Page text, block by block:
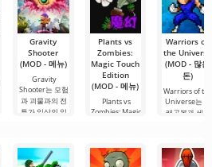
Gravity
Shooter
(MOD - 메뉴)
Gravity
Shooter는 모험
과 괴물과의 전
투가 일상의 일
Plants vs
Zombies:
Magic Touch
Edition
(MOD - 메뉴)
Plants vs
Zombies: Magic
Warriors of
the Universe
(MOD - 많은
돈)
Warriors of
Universe는 드
래곤볼과 세인